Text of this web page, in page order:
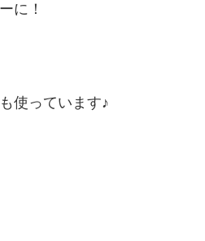
に！
使っています♪